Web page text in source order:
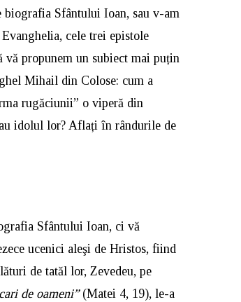
Sfântului Ioan, sau v-am
cele trei epistole
vă propunem un subiect mai puțin
Mihail din Colose: cum a
rugăciunii” o viperă din
idolul lor? Aflați în rândurile de
Sfântului Ioan, ci vă
ucenici aleşi de Hristos, fiind
de tatăl lor, Zevedeu, pe
de oameni”(Matei 4, 19), le-a